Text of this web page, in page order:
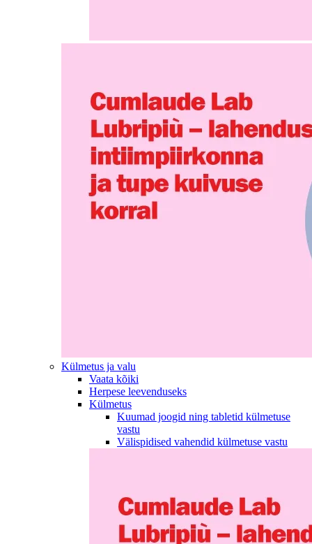
Külmetus ja valu
Vaata kõiki
Herpese leevenduseks
Külmetus
Kuumad joogid ning tabletid külmetuse
vastu
Välispidised vahendid külmetuse vastu